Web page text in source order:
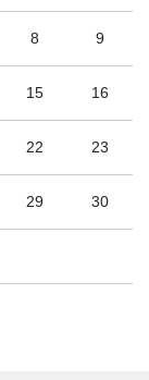
8 9
15 16
22 23
29 30